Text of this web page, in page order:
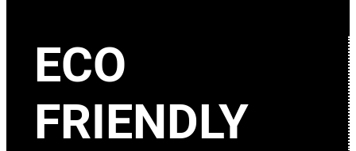
ECO
FRIENDLY